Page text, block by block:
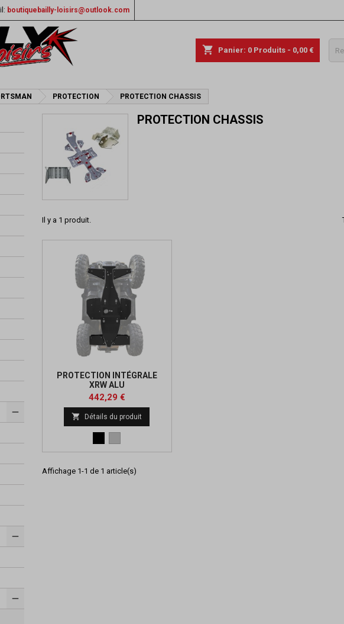
boutiquebailly-loisirs@outlook.com
shopping_cart Panier: 0 Produits - 0,00 €
PROTECTION PROTECTION CHASSIS
PROTECTION CHASSIS
Il y a 1 produit.
PROTECTION INTÉGRALE
XRW ALU
Prix
442,29 €Prix
de
base
 Détails du produit
Affichage 1-1 de 1 article(s)